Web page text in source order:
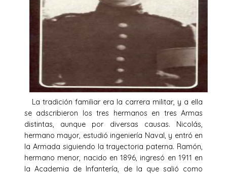
La tradición familiar era la carrera militar, y a ella
se adscribieron los tres hermanos en tres Armas
distintas, aunque por diversas causas. Nicolás,
hermano mayor, estudió ingeniería Naval, y entró en
la Armada siguiendo la trayectoria paterna. Ramón,
hermano menor, nacido en 1896, ingresó en 1911 en
la Academia de Infantería, de la que salió como